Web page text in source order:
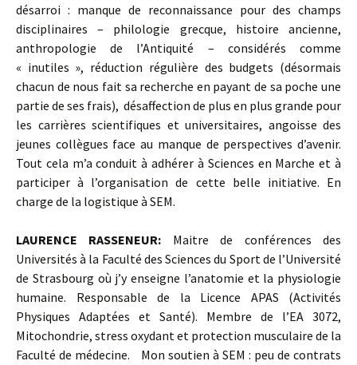
désarroi : manque de reconnaissance pour des champs
disciplinaires – philologie grecque, histoire ancienne,
anthropologie de l’Antiquité – considérés comme
« inutiles », réduction régulière des budgets (désormais
chacun de nous fait sa recherche en payant de sa poche une
partie de ses frais), désaffection de plus en plus grande pour
les carrières scientifiques et universitaires, angoisse des
jeunes collègues face au manque de perspectives d’avenir.
Tout cela m’a conduit à adhérer à Sciences en Marche et à
participer à l’organisation de cette belle initiative. En
charge de la logistique à SEM.
LAURENCE RASSENEUR: Maitre de conférences des
Universités à la Faculté des Sciences du Sport de l’Université
de Strasbourg où j’y enseigne l’anatomie et la physiologie
humaine. Responsable de la Licence APAS (Activités
Physiques Adaptées et Santé). Membre de l’EA 3072,
Mitochondrie, stress oxydant et protection musculaire de la
Faculté de médecine. Mon soutien à SEM : peu de contrats